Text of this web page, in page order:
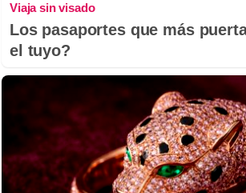
Viaja sin visado
Los pasaportes que más
el tuyo?